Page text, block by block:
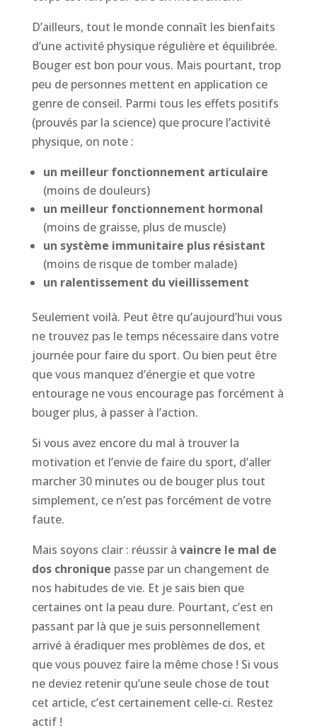
D’ailleurs, tout le monde connaît les bienfaits
d’une activité physique régulière et équilibrée.
Bouger est bon pour vous. Mais pourtant, trop
peu de personnes mettent en application ce
genre de conseil. Parmi tous les effets positifs
(prouvés par la science) que procure l’activité
physique, on note :
un meilleur fonctionnement articulaire
(moins de douleurs)
un meilleur fonctionnement hormonal
(moins de graisse, plus de muscle)
un système immunitaire plus résistant
(moins de risque de tomber malade)
un ralentissement du vieillissement
Seulement voilà. Peut être qu’aujourd’hui vous
ne trouvez pas le temps nécessaire dans votre
journée pour faire du sport. Ou bien peut être
que vous manquez d’énergie et que votre
entourage ne vous encourage pas forcément à
bouger plus, à passer à l’action.
Si vous avez encore du mal à trouver la
motivation et l’envie de faire du sport, d’aller
marcher 30 minutes ou de bouger plus tout
simplement, ce n’est pas forcément de votre
faute.
Mais soyons clair : réussir à vaincre le mal de
dos chronique passe par un changement de
nos habitudes de vie. Et je sais bien que
certaines ont la peau dure. Pourtant, c’est en
passant par là que je suis personnellement
arrivé à éradiquer mes problèmes de dos, et
que vous pouvez faire la même chose ! Si vous
ne deviez retenir qu’une seule chose de tout
cet article, c’est certainement celle-ci. Restez
actif !